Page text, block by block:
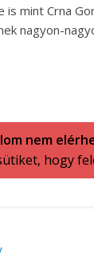
is mint Crna
nagyon-
nem
hogy